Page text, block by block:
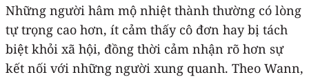
Những người hâm mộ nhiệt thành thường có lòng
tự trọng cao hơn, ít cảm thấy cô đơn hay bị tách
biệt khỏi xã hội, đồng thời cảm nhận rõ hơn sự
kết nối với những người xung quanh. Theo Wann,